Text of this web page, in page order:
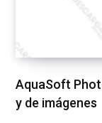
AquaSoft
y de imágenes